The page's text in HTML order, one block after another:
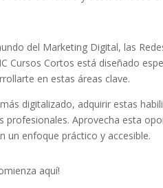
del Marketing Digital, las
Cursos Cortos está diseñado
en estas áreas clave.
digitalizado, adquirir estas
profesionales. Aprovecha esta
un enfoque práctico y accesible.
aquí!